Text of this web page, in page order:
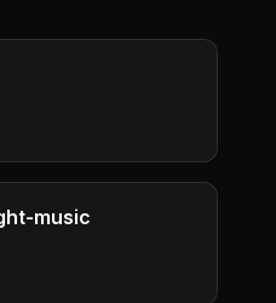
music